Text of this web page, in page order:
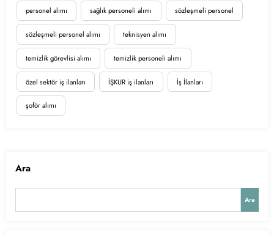
personel alımı sağlık personeli alımı sözleşmeli personel
sözleşmeli personel alımı teknisyen alımı
temizlik görevlisi alımı temizlik personeli alımı
özel sektör iş ilanları İŞKUR iş ilanları İş İlanları
şoför alımı
Ara
Ara